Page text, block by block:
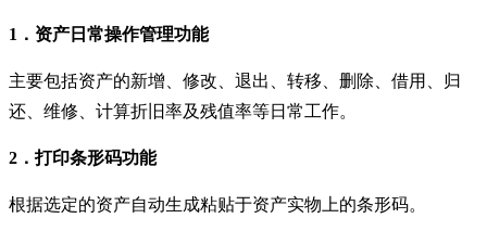
1．资产日常操作管理功能
主要包括资产的新增、修改、退出、转移、删除、借用、归
还、维修、计算折旧率及残值率等日常工作。
2．打印条形码功能
根据选定的资产自动生成粘贴于资产实物上的条形码。